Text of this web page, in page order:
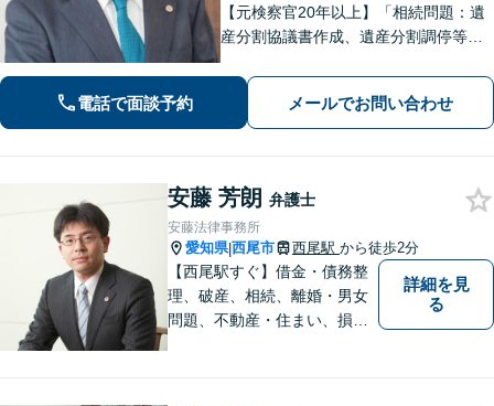
【元検察官20年以上】「相続問題：遺
産分割協議書作成、遺産分割調停等を
税理士・社労士がいます】不当解雇・
未払い残業代・就業規則の整備など対
応【当日/夜間/土日対応可】
電話で面談予約 メールでお問い合わせ
安藤 芳朗 弁護士
安藤法律事務所
愛知県|西尾市 西尾駅 から徒歩2分
【西尾駅すぐ】借金・債務整
理、破産、相続、離婚・男女
問題、不動産・住まい、損害
詳細を見
る